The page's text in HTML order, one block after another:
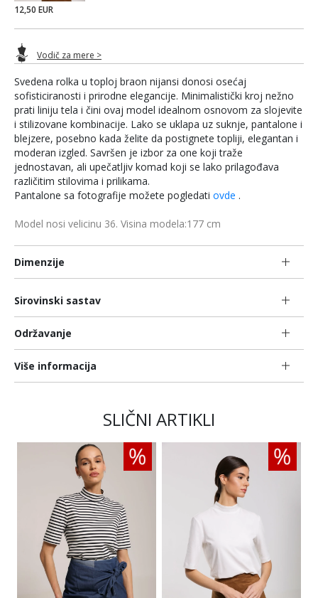
Svedena rolka u toploj braon nijansi donosi osećaj
sofisticiranosti i prirodne elegancije. Minimalistički kroj nežno
prati liniju tela i čini ovaj model idealnom osnovom za slojevite
i stilizovane kombinacije. Lako se uklapa uz suknje, pantalone i
blejzere, posebno kada želite da postignete topliji, elegantan i
moderan izgled. Savršen je izbor za one koji traže
jednostavan, ali upečatljiv komad koji se lako prilagođava
različitim stilovima i prilikama.
Pantalone sa fotografije možete pogledati ovde .
Model nosi velicinu 36. Visina modela:177 cm
Dimenzije
Sirovinski sastav
Održavanje
Više informacija
12,50 EUR
Vodič za mere >
SLIČNI ARTIKLI